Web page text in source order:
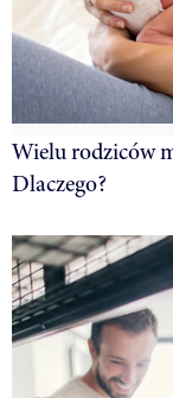
Wielu rodziców
Dlaczego?